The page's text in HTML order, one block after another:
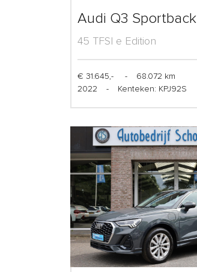
Audi Q3 Sportback
45 TFSI e Edition
€ 31.645,- -
68.072 km
2022
- Kenteken: KPJ92S